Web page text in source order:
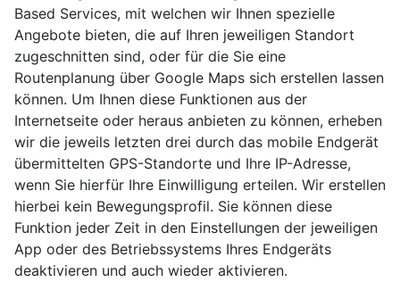
Based Services, mit welchen wir Ihnen spezielle
Angebote bieten, die auf Ihren jeweiligen Standort
zugeschnitten sind, oder für die Sie eine
Routenplanung über Google Maps sich erstellen lassen
können. Um Ihnen diese Funktionen aus der
Internetseite oder heraus anbieten zu können, erheben
wir die jeweils letzten drei durch das mobile Endgerät
übermittelten GPS-Standorte und Ihre IP-Adresse,
wenn Sie hierfür Ihre Einwilligung erteilen. Wir erstellen
hierbei kein Bewegungsprofil. Sie können diese
Funktion jeder Zeit in den Einstellungen der jeweiligen
App oder des Betriebssystems Ihres Endgeräts
deaktivieren und auch wieder aktivieren.